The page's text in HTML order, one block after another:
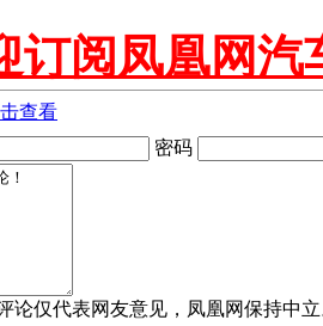
订阅凤凰网汽
查看
密码
论仅代表网友意见，凤凰网保持中